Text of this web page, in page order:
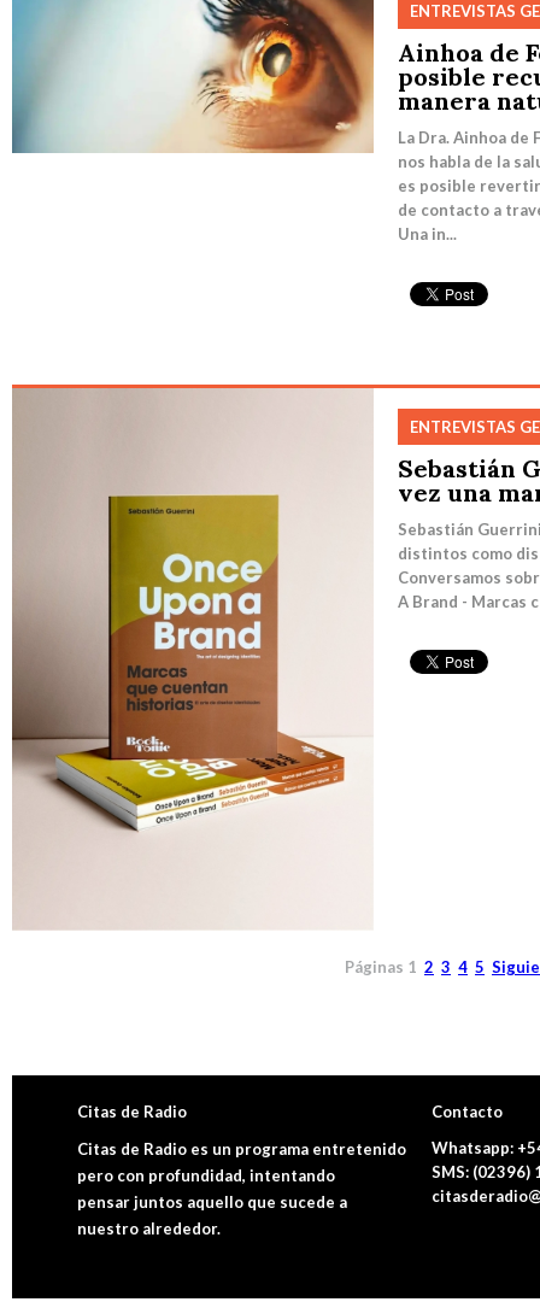
ENTREVISTAS
Ainhoa de
posible
manera
La Dra. Ainhoa de
nos habla de la
es posible
de contacto a
Una in...
ENTREVISTAS
Sebastián
vez una
Sebastián
distintos como
Conversamos
A Brand - Marcas
Páginas 1 2 3 4 5
Citas de Radio
Citas de Radio es un programa entretenido
pero con profundidad, intentando
pensar juntos aquello que sucede a
nuestro alrededor.
Contacto
Whatsapp:
SMS: (02396)